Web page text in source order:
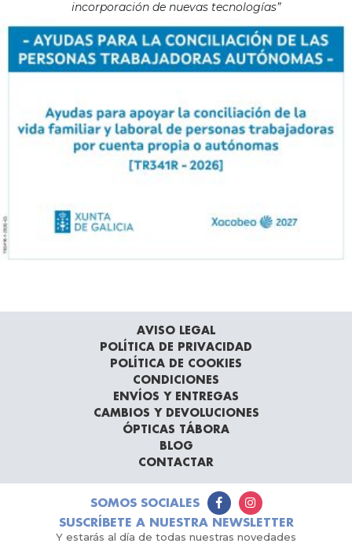
incorporación de nuevas tecnologías”
AVISO LEGAL
POLÍTICA DE PRIVACIDAD
POLÍTICA DE COOKIES
CONDICIONES
ENVÍOS Y ENTREGAS
CAMBIOS Y DEVOLUCIONES
ÓPTICAS TÁBORA
BLOG
CONTACTAR
SOMOS SOCIALES
SUSCRÍBETE A NUESTRA NEWSLETTER
Y estarás al día de todas nuestras novedades